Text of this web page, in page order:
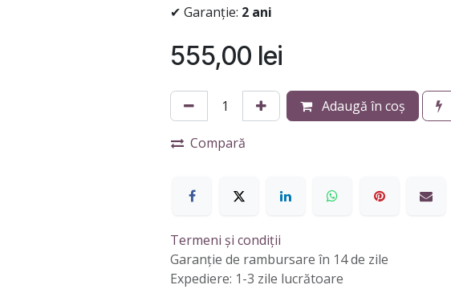
✔ Garanție: 2 ani
555,00 lei
Adaugă în coș
Compară
Termeni și condiții
Garanție de rambursare în 14 de zile
Expediere: 1-3 zile lucrătoare